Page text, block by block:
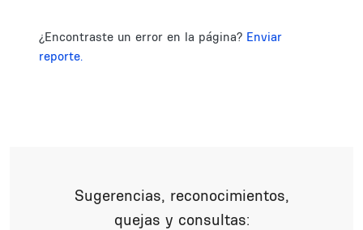
¿Encontraste un error en la página? Enviar
reporte.
Sugerencias, reconocimientos,
quejas y consultas: